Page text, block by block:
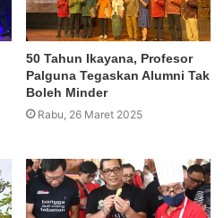
50 Tahun Ikayana, Profesor
Palguna Tegaskan Alumni Tak
Boleh Minder
Rabu, 26 Maret 2025